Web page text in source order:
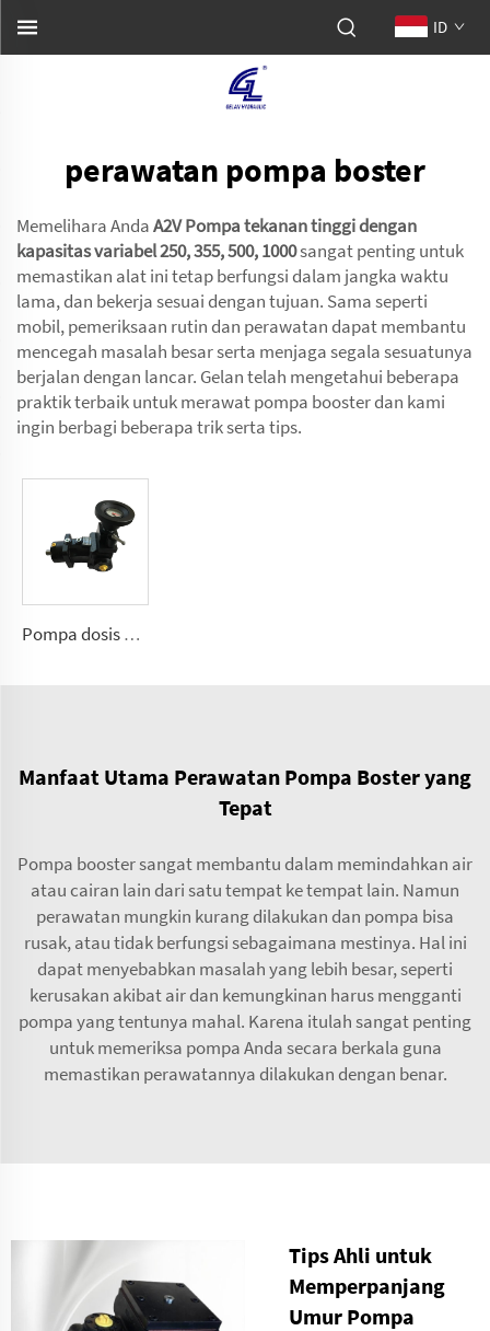
ID
perawatan pompa boster
Memelihara AndaA2V Pompa tekanan tinggi dengan
kapasitas variabel 250, 355, 500, 1000sangat penting untuk
memastikan alat ini tetap berfungsi dalam jangka waktu
lama, dan bekerja sesuai dengan tujuan. Sama seperti
mobil, pemeriksaan rutin dan perawatan dapat membantu
mencegah masalah besar serta menjaga segala sesuatunya
berjalan dengan lancar. Gelan telah mengetahui beberapa
praktik terbaik untuk merawat pompa booster dan kami
ingin berbagi beberapa trik serta tips.
Pompa dosis poliuretan A7VK untuk mesin busa Ukuran 12, 28
Manfaat Utama Perawatan Pompa Boster yang
Tepat
Pompa booster sangat membantu dalam memindahkan air
atau cairan lain dari satu tempat ke tempat lain. Namun
perawatan mungkin kurang dilakukan dan pompa bisa
rusak, atau tidak berfungsi sebagaimana mestinya. Hal ini
dapat menyebabkan masalah yang lebih besar, seperti
kerusakan akibat air dan kemungkinan harus mengganti
pompa yang tentunya mahal. Karena itulah sangat penting
untuk memeriksa pompa Anda secara berkala guna
memastikan perawatannya dilakukan dengan benar.
Tips Ahli untuk
Memperpanjang
Umur Pompa